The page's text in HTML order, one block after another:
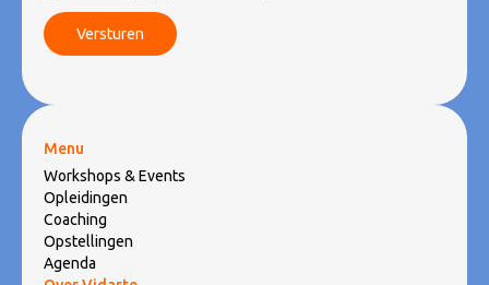
Menu
Workshops & Events
Opleidingen
Coaching
Opstellingen
Agenda